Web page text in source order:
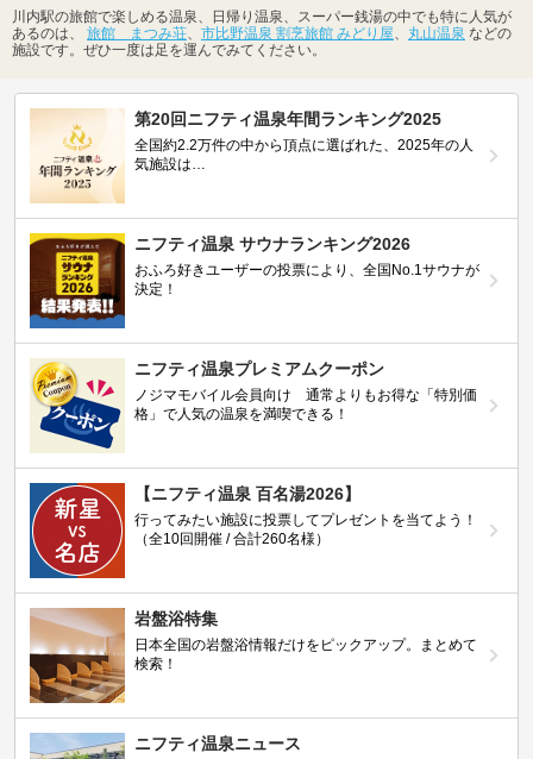
川内駅の旅館で楽しめる温泉、日帰り温泉、スーパー銭湯の中でも特に人気が
あるのは、 旅館 まつみ荘 市比野温泉 割烹旅館 みどり屋 丸山温泉 などの
施設です。ぜひ一度は足を運んでみてください。
第20回ニフティ温泉年間ランキング2025
全国約2.2万件の中から頂点に選ばれた、2025年の人
気施設は…
ニフティ温泉 サウナランキング2026
おふろ好きユーザーの投票により、全国No.1サウナが
決定！
ニフティ温泉プレミアムクーポン
ノジマモバイル会員向け 通常よりもお得な「特別価
格」で人気の温泉を満喫できる！
【ニフティ温泉 百名湯2026】
行ってみたい施設に投票してプレゼントを当てよう！
（全10回開催 / 合計260名様）
岩盤浴特集
日本全国の岩盤浴情報だけをピックアップ。まとめて
検索！
ニフティ温泉ニュース